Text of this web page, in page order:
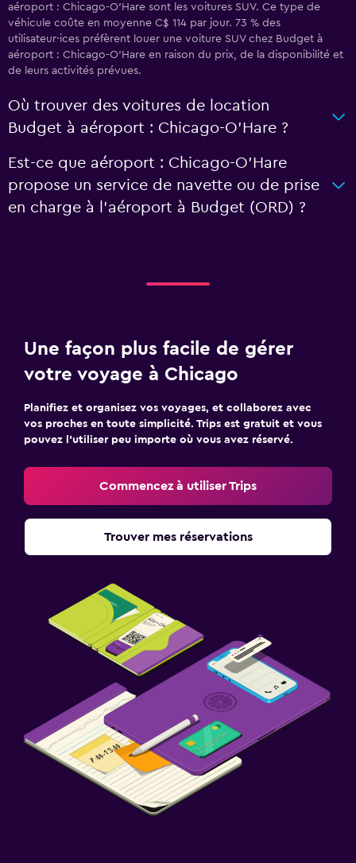
aéroport : Chicago-O'Hare sont les voitures SUV. Ce type de
véhicule coûte en moyenne C$ 114 par jour. 73 % des
utilisateur·ices préfèrent louer une voiture SUV chez Budget à
aéroport : Chicago-O'Hare en raison du prix, de la disponibilité et
de leurs activités prévues.
Où trouver des voitures de location
Budget à aéroport : Chicago-O'Hare ?
Est-ce que aéroport : Chicago-O'Hare
propose un service de navette ou de prise
en charge à l’aéroport à Budget (ORD) ?
Une façon plus facile de gérer
votre voyage à Chicago
Planifiez et organisez vos voyages, et collaborez avec
vos proches en toute simplicité. Trips est gratuit et vous
pouvez l’utiliser peu importe où vous avez réservé.
Commencez à utiliser Trips
Trouver mes réservations